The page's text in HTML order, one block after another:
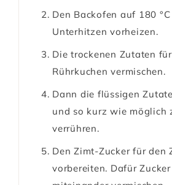
Den Backofen auf 180
Unterhitzen vorheizen.
Die trockenen Zutaten
Rührkuchen vermischen.
Dann die flüssigen
und so kurz wie möglich
verrühren.
Den Zimt-Zucker für den
vorbereiten. Dafür